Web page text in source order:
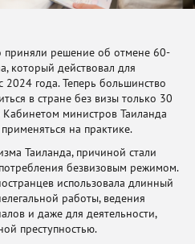
приняли решение об отмене 60-
который действовал для
года. Теперь большинство
в стране без визы только 30
министров Таиланда
на практике.
Таиланда, причиной стали
безвизовым режимом.
использовала длинный
работы, ведения
и даже для деятельности,
преступностью.